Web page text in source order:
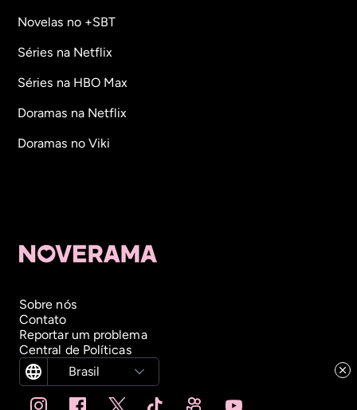
Novelas no +SBT
Séries na Netflix
Séries na HBO Max
Doramas na Netflix
Doramas no Viki
Sobre nós
Contato
Reportar um problema
Central de Políticas
Brasil